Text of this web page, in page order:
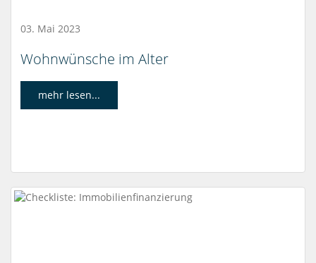
03. Mai 2023
Wohnwünsche im Alter
mehr lesen...